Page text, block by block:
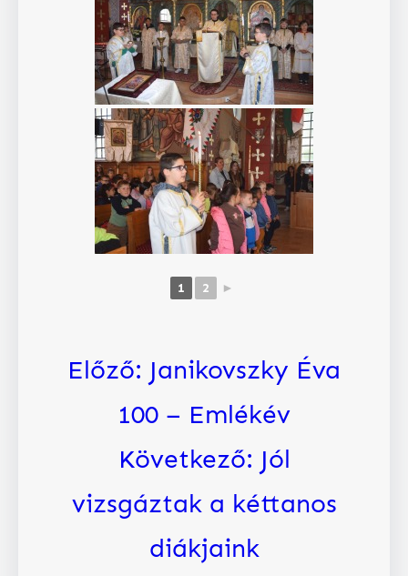
1 2 ►
Előző: Janikovszky Éva
100 – Emlékév
Következő: Jól
vizsgáztak a kéttanos
diákjaink